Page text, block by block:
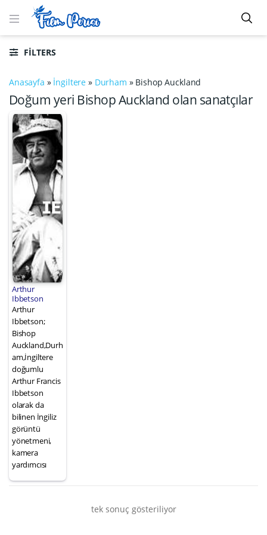
FILTERS
Anasayfa » İngiltere » Durham » Bishop Auckland
Doğum yeri Bishop Auckland olan sanatçılar
Arthur
Ibbetson
Arthur
Ibbetson;
Bishop
Auckland,Durh
am,İngiltere
doğumlu
Arthur Francis
Ibbetson
olarak da
bilinen İngiliz
görüntü
yönetmeni,
kamera
yardımcısı
tek sonuç gösteriliyor